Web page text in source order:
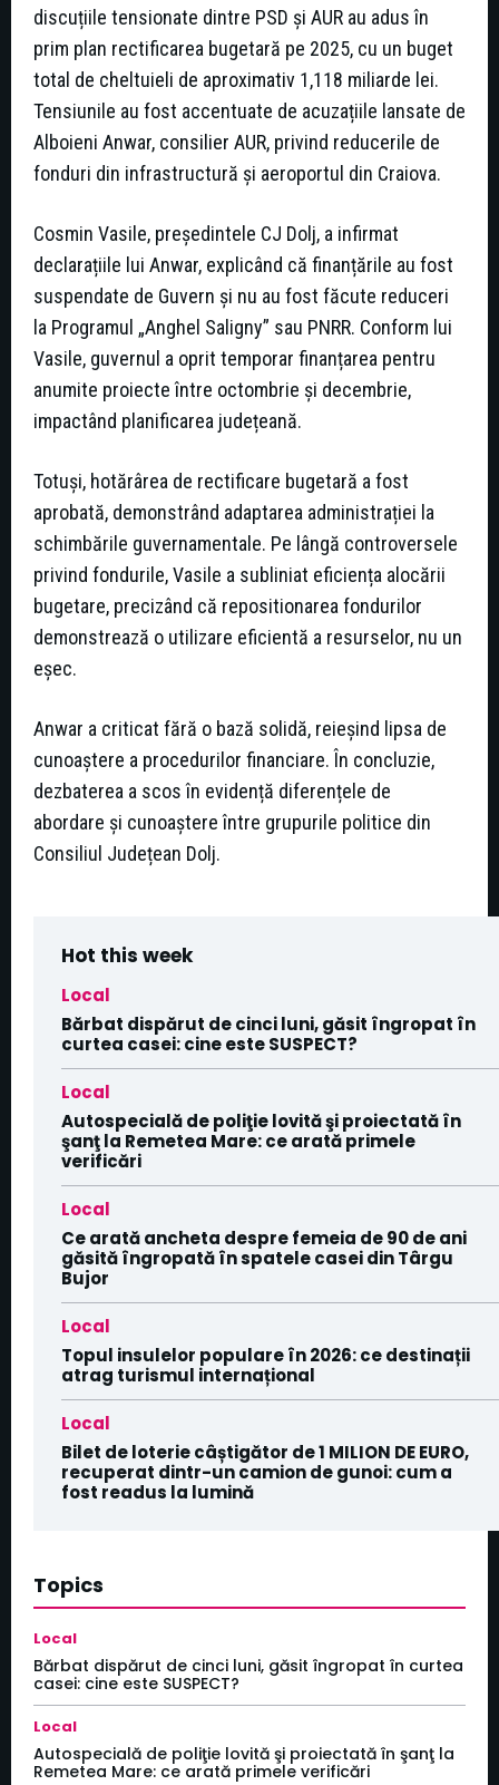
discuțiile tensionate dintre PSD și AUR au adus în
prim plan rectificarea bugetară pe 2025, cu un buget
total de cheltuieli de aproximativ 1,118 miliarde lei.
Tensiunile au fost accentuate de acuzațiile lansate de
Alboieni Anwar, consilier AUR, privind reducerile de
fonduri din infrastructură și aeroportul din Craiova.
Cosmin Vasile, președintele CJ Dolj, a infirmat
declarațiile lui Anwar, explicând că finanțările au fost
suspendate de Guvern și nu au fost făcute reduceri
la Programul „Anghel Saligny” sau PNRR. Conform lui
Vasile, guvernul a oprit temporar finanțarea pentru
anumite proiecte între octombrie și decembrie,
impactând planificarea județeană.
Totuși, hotărârea de rectificare bugetară a fost
aprobată, demonstrând adaptarea administrației la
schimbările guvernamentale. Pe lângă controversele
privind fondurile, Vasile a subliniat eficiența alocării
bugetare, precizând că repositionarea fondurilor
demonstrează o utilizare eficientă a resurselor, nu un
eșec.
Anwar a criticat fără o bază solidă, reieșind lipsa de
cunoaștere a procedurilor financiare. În concluzie,
dezbaterea a scos în evidență diferențele de
abordare și cunoaștere între grupurile politice din
Consiliul Județean Dolj.
Hot this week
Local
Bărbat dispărut de cinci luni, găsit îngropat în
curtea casei: cine este SUSPECT?
Local
Autospecială de poliţie lovită şi proiectată în
şanţ la Remetea Mare: ce arată primele
verificări
Local
Ce arată ancheta despre femeia de 90 de ani
găsită îngropată în spatele casei din Târgu
Bujor
Local
Topul insulelor populare în 2026: ce destinații
atrag turismul internațional
Local
Bilet de loterie câștigător de 1 MILION DE EURO,
recuperat dintr-un camion de gunoi: cum a
fost readus la lumină
Topics
Local
Bărbat dispărut de cinci luni, găsit îngropat în curtea
casei: cine este SUSPECT?
Local
Autospecială de poliţie lovită şi proiectată în şanţ la
Remetea Mare: ce arată primele verificări